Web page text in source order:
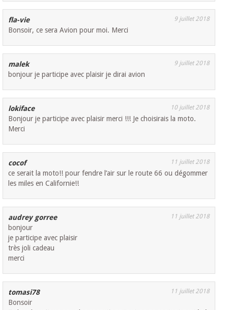
fla-vie 9 juillet 2018
Bonsoir, ce sera Avion pour moi. Merci
malek 9 juillet 2018
bonjour je participe avec plaisir je dirai avion
lokiface 10 juillet 2018
Bonjour je participe avec plaisir merci !!! Je choisirais la moto.
Merci
cocof 11 juillet 2018
ce serait la moto!! pour fendre l’air sur le route 66 ou dégommer
les miles en Californie!!
audrey gorree 11 juillet 2018
bonjour
je participe avec plaisir
très joli cadeau
merci
tomasi78 11 juillet 2018
Bonsoir